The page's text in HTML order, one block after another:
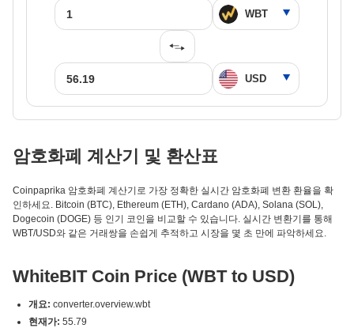
암호화폐 계산기 및 환산표
Coinpaprika 암호화폐 계산기로 가장 정확한 실시간 암호화폐 변환 환율을 확
인하세요. Bitcoin (BTC), Ethereum (ETH), Cardano (ADA), Solana (SOL),
Dogecoin (DOGE) 등 인기 코인을 비교할 수 있습니다. 실시간 변환기를 통해
WBT/USD와 같은 거래쌍을 손쉽게 추적하고 시장을 몇 초 만에 파악하세요.
WhiteBIT Coin Price (WBT to USD)
개요: converter.overview.wbt
현재가: 55.79